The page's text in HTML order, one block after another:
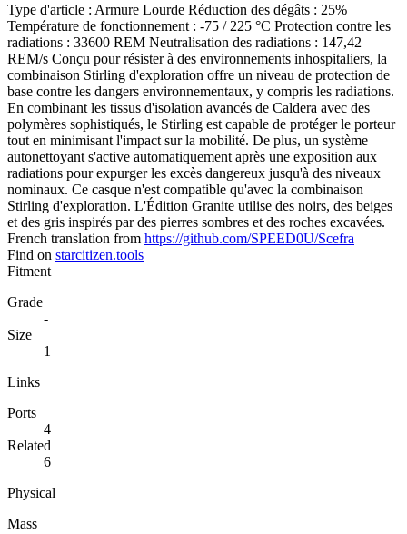
Type d'article : Armure Lourde Réduction des dégâts : 25%
Température de fonctionnement : -75 / 225 °C Protection contre les
radiations : 33600 REM Neutralisation des radiations : 147,42
REM/s Conçu pour résister à des environnements inhospitaliers, la
combinaison Stirling d'exploration offre un niveau de protection de
base contre les dangers environnementaux, y compris les radiations.
En combinant les tissus d'isolation avancés de Caldera avec des
polymères sophistiqués, le Stirling est capable de protéger le porteur
tout en minimisant l'impact sur la mobilité. De plus, un système
autonettoyant s'active automatiquement après une exposition aux
radiations pour expurger les excès dangereux jusqu'à des niveaux
nominaux. Ce casque n'est compatible qu'avec la combinaison
Stirling d'exploration. L'Édition Granite utilise des noirs, des beiges
et des gris inspirés par des pierres sombres et des roches excavées.
French translation from https://github.com/SPEED0U/Scefra
Find on starcitizen.tools
Fitment
Grade
-
Size
1
Links
Ports
4
Related
6
Physical
Mass